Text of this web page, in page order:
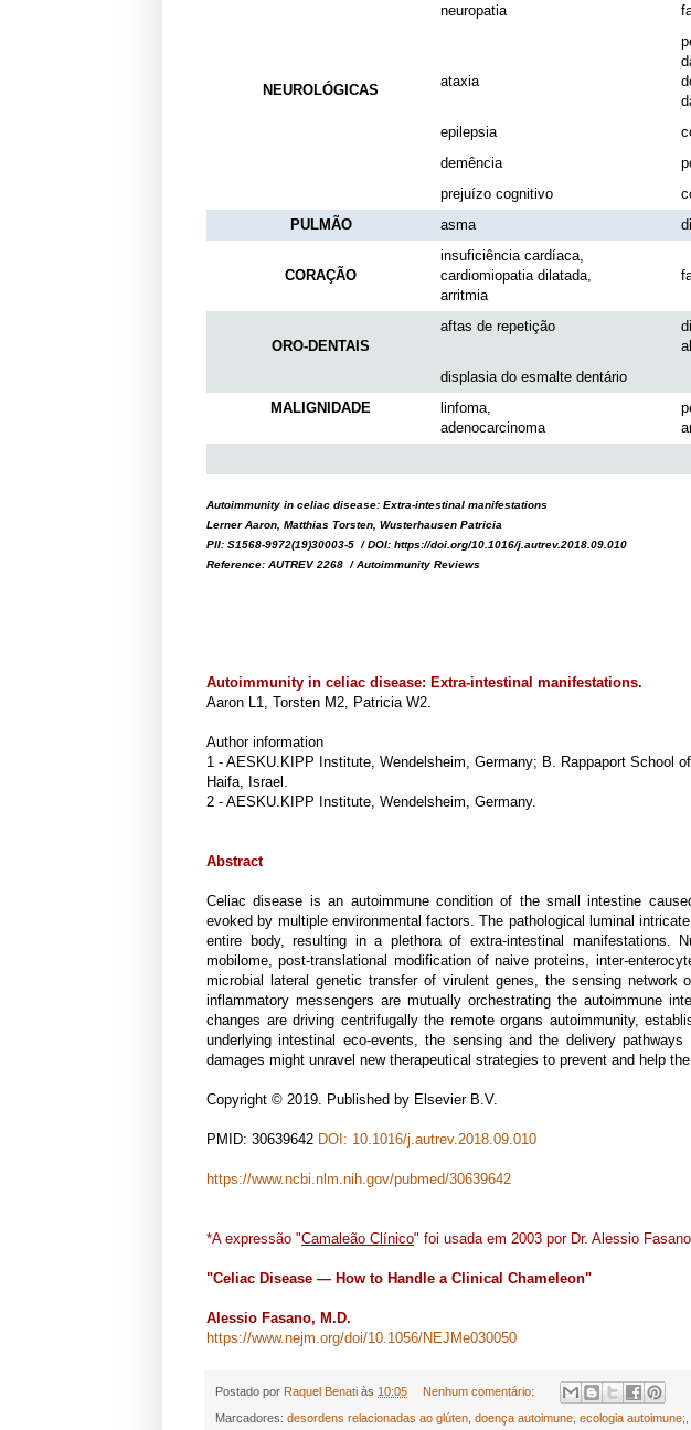
NEUROLÓGICAS
neuropatia
ataxia
epilepsia
demência
prejuízo cognitivo
PULMÃO
asma
CORAÇÃO
insuficiência cardíaca,
cardiomiopatia dilatada,
arritmia
ORO-DENTAIS
aftas de repetição
displasia do esmalte dentário
MALIGNIDADE
linfoma,
adenocarcinoma
Autoimmunity in celiac disease: Extra-intestinal manifestations
Lerner Aaron, Matthias Torsten, Wusterhausen Patricia
PII: S1568-9972(19)30003-5 / DOI: https://doi.org/10.1016/j.autrev.2018.09.010
Reference: AUTREV 2268 / Autoimmunity Reviews
Autoimmunity in celiac disease: Extra-intestinal manifestations.
Aaron L1, Torsten M2, Patricia W2.
Author information
1 - AESKU.KIPP Institute, Wendelsheim, Germany; B. Rappaport School
Haifa, Israel.
2 - AESKU.KIPP Institute, Wendelsheim, Germany.
Abstract
Celiac disease is an autoimmune condition of the small intestine
evoked by multiple environmental factors. The pathological luminal
entire body, resulting in a plethora of extra-intestinal manifestations.
mobilome, post-translational modification of naive proteins, inter-
microbial lateral genetic transfer of virulent genes, the sensing
inflammatory messengers are mutually orchestrating the autoimmune
changes are driving centrifugally the remote organs autoimmunity,
underlying intestinal eco-events, the sensing and the delivery
damages might unravel new therapeutical strategies to prevent and help
Copyright © 2019. Published by Elsevier B.V.
PMID: 30639642 DOI: 10.1016/j.autrev.2018.09.010
https://www.ncbi.nlm.nih.gov/pubmed/30639642
*A expressão "Camaleão Clínico" foi usada em 2003 por Dr. Alessio
"Celiac Disease — How to Handle a Clinical Chameleon"
Alessio Fasano, M.D.
https://www.nejm.org/doi/10.1056/NEJMe030050
Postado por Raquel Benati às 10:05 Nenhum comentário:
Marcadores: desordens relacionadas ao glúten doença autoimune ecologia autoimune;